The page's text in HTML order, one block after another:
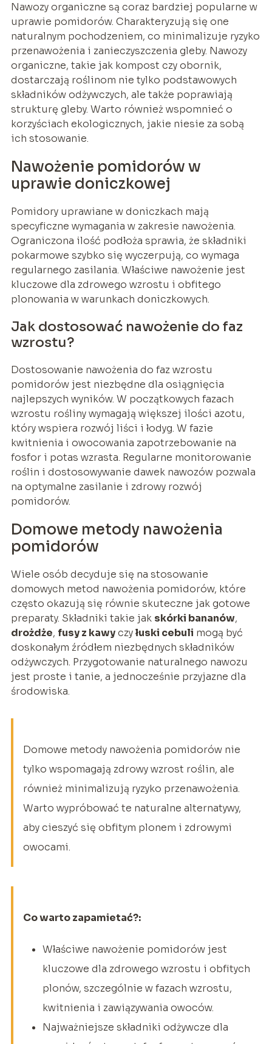
Nawozy organiczne są coraz bardziej popularne w
uprawie pomidorów. Charakteryzują się one
naturalnym pochodzeniem, co minimalizuje ryzyko
przenawożenia i zanieczyszczenia gleby. Nawozy
organiczne, takie jak kompost czy obornik,
dostarczają roślinom nie tylko podstawowych
składników odżywczych, ale także poprawiają
strukturę gleby. Warto również wspomnieć o
korzyściach ekologicznych, jakie niesie za sobą
ich stosowanie.
Nawożenie pomidorów w
uprawie doniczkowej
Pomidory uprawiane w doniczkach mają
specyficzne wymagania w zakresie nawożenia.
Ograniczona ilość podłoża sprawia, że składniki
pokarmowe szybko się wyczerpują, co wymaga
regularnego zasilania. Właściwe nawożenie jest
kluczowe dla zdrowego wzrostu i obfitego
plonowania w warunkach doniczkowych.
Jak dostosować nawożenie do faz
wzrostu?
Dostosowanie nawożenia do faz wzrostu
pomidorów jest niezbędne dla osiągnięcia
najlepszych wyników. W początkowych fazach
wzrostu rośliny wymagają większej ilości azotu,
który wspiera rozwój liści i łodyg. W fazie
kwitnienia i owocowania zapotrzebowanie na
fosfor i potas wzrasta. Regularne monitorowanie
roślin i dostosowywanie dawek nawozów pozwala
na optymalne zasilanie i zdrowy rozwój
pomidorów.
Domowe metody nawożenia
pomidorów
Wiele osób decyduje się na stosowanie
domowych metod nawożenia pomidorów, które
często okazują się równie skuteczne jak gotowe
preparaty. Składniki takie jak skórki bananów,
drożdże, fusy z kawyczyłuski cebuli mogą być
doskonałym źródłem niezbędnych składników
odżywczych. Przygotowanie naturalnego nawozu
jest proste i tanie, a jednocześnie przyjazne dla
środowiska.
Domowe metody nawożenia pomidorów nie
tylko wspomagają zdrowy wzrost roślin, ale
również minimalizują ryzyko przenawożenia.
Warto wypróbować te naturalne alternatywy,
aby cieszyć się obfitym plonem i zdrowymi
owocami.
Co warto zapamietać?:
Właściwe nawożenie pomidorów jest
kluczowe dla zdrowego wzrostu i obfitych
plonów, szczególnie w fazach wzrostu,
kwitnienia i zawiązywania owoców.
Najważniejsze składniki odżywcze dla